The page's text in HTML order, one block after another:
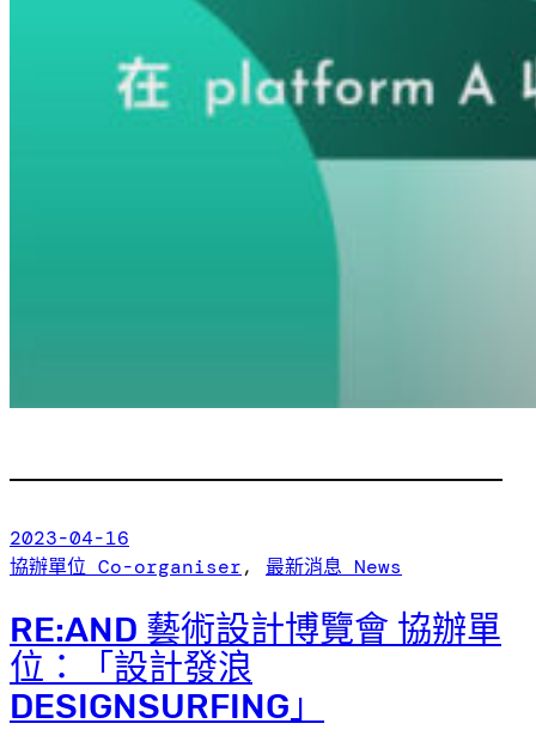
2023-04-16
協辦單位 Co-organiser, 最新消息 News
RE:AND 藝術設計博覽會 協辦單
位：「設計發浪
DESIGNSURFING」